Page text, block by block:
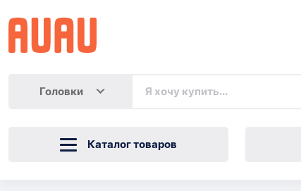
Головки
Каталог товаров